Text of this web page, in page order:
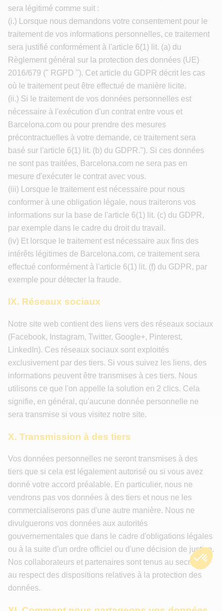
sera légitimé comme suit :
(i.) Lorsque nous demandons votre consentement pour le
traitement de vos informations personnelles, ce traitement
sera justifié conformément à l'article 6(1) lit. (a) du
Règlement général sur la protection des données (UE)
2016/679 (" RGPD "). Cet article du GDPR décrit les cas
où le traitement peut être effectué de manière licite.
(ii.) Si le traitement de vos données personnelles est
nécessaire à l'exécution d'un contrat entre vous et
Barcelona.com ou pour prendre des mesures
précontractuelles à votre demande, ce traitement sera
basé sur l'article 6(1) lit. (b) du GDPR."). Si ces données
ne sont pas traitées, Barcelona.com ne sera pas en
mesure d'exécuter le contrat avec vous.
(iii) Lorsque le traitement est nécessaire pour nous
conformer à une obligation légale, nous traiterons vos
informations sur la base de l'article 6(1) lit. (c) du GDPR,
par exemple dans le cadre du droit du travail.
(iv) Et lorsque le traitement est nécessaire aux fins des
intérêts légitimes de Barcelona.com, ce traitement sera
effectué conformément à l'article 6(1) lit. (f) du GDPR, par
exemple pour détecter la fraude.
IX. Réseaux sociaux
Notre site web contient des liens vers des réseaux sociaux
(Facebook, Instagram, Twitter, Google+, Pinterest,
LinkedIn). Ces réseaux sociaux sont exploités
exclusivement par des tiers. Si vous suivez les liens, des
informations peuvent être transmises à ces tiers. Nous
utilisons ce que l'on appelle la solution en 2 clics. Cela
signifie, en général, qu'aucune donnée personnelle ne
sera transmise si vous visitez notre site.
X. Transmission à des tiers
Vos données personnelles ne seront transmises à des
tiers que si cela est légalement autorisé ou si vous avez
donné votre accord préalable. En particulier, nous ne
vendrons pas vos données à des tiers et nous ne les
commercialiserons pas d'une autre manière. Nous ne
divulguerons vos données aux autorités
gouvernementales que dans le cadre d'obligations légales
ou à la suite d'un ordre officiel ou d'une décision de justice.
Nos collaborateurs et partenaires sont tenus au secret et
au respect des dispositions relatives à la protection des
données.